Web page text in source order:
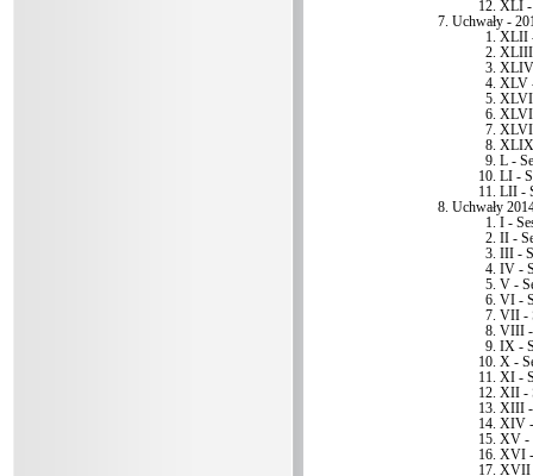
XLI -
Uchwały -
XLII
XLIII
XLIV
XLV
XLVI
XLIX
L -
LI -
LII -
Uchwały
I -
II -
III -
IV -
V -
VI -
VII -
VIII -
IX -
X -
XI -
XII -
XIII -
XIV -
XV -
XVI -
XVII